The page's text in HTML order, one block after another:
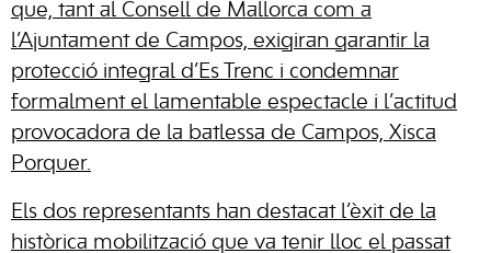
que, tant al Consell de Mallorca com a
l’Ajuntament de Campos, exigiran garantir la
protecció integral d’Es Trenc i condemnar
formalment el lamentable espectacle i l’actitud
provocadora de la batlessa de Campos, Xisca
Porquer.
Els dos representants han destacat l’èxit de la
històrica mobilització que va tenir lloc el passat